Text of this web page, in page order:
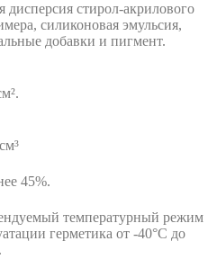
дисперсия стирол-акрилового
силиконовая эмульсия,
добавки и пигмент.
45%.
температурный режим
герметика от -40°С до